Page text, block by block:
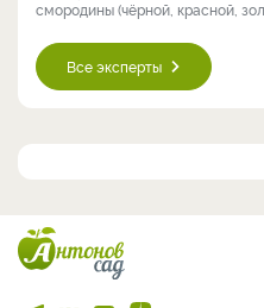
смородины (чёрной, красной,
Все эксперты